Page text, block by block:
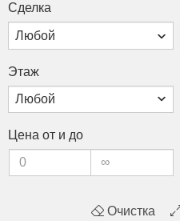
Сдел­ка
Этаж
Це­на от и до
Очистка